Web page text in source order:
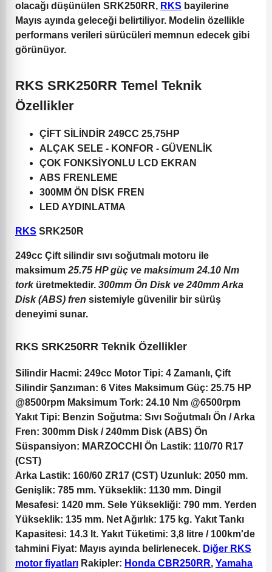
olacağı düşünülen SRK250RR, RKS bayilerine
Mayıs ayında geleceği belirtiliyor. Modelin özellikle
performans verileri sürücüleri memnun edecek gibi
görünüyor.
RKS SRK250RR Temel Teknik
Özellikler
ÇİFT SİLİNDİR 249CC 25,75HP
ALÇAK SELE - KONFOR - GÜVENLİK
ÇOK FONKSİYONLU LCD EKRAN
ABS FRENLEME
300MM ÖN DİSK FREN
LED AYDINLATMA
RKS SRK250R
249cc Çift silindir sıvı soğutmalı motoru ile
maksimum 25.75 HP güç ve maksimum 24.10 Nm
torküretmektedir. 300mm Ön Disk ve 240mm Arka
Disk (ABS) fren sistemiyle güvenilir bir sürüş
deneyimi sunar.
RKS SRK250RR Teknik Özellikler
Silindir Hacmi: 249cc Motor Tipi: 4 Zamanlı, Çift
Silindir Şanzıman: 6 Vites Maksimum Güç: 25.75 HP
@8500rpm Maksimum Tork: 24.10 Nm @6500rpm
Yakıt Tipi: Benzin Soğutma: Sıvı Soğutmalı Ön / Arka
Fren: 300mm Disk / 240mm Disk (ABS) Ön
Süspansiyon: MARZOCCHI Ön Lastik: 110/70 R17
(CST)
Arka Lastik: 160/60 ZR17 (CST) Uzunluk: 2050 mm.
Genişlik: 785 mm. Yükseklik: 1130 mm. Dingil
Mesafesi: 1420 mm. Sele Yüksekliği: 790 mm. Yerden
Yükseklik: 135 mm. Net Ağırlık: 175 kg. Yakıt Tankı
Kapasitesi: 14.3 lt. Yakıt Tüketimi: 3,8 litre / 100km'de
tahmini Fiyat: Mayıs ayında belirlenecek. Diğer RKS
motor fiyatları Rakipler: Honda CBR250RR, Yamaha